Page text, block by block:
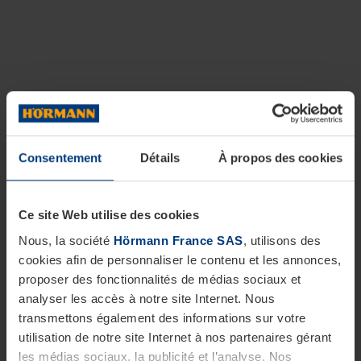
Consentement Détails À propos des cookies
Ce site Web utilise des cookies
Nous, la société Hörmann France SAS, utilisons des
cookies afin de personnaliser le contenu et les annonces,
proposer des fonctionnalités de médias sociaux et
analyser les accès à notre site Internet. Nous
transmettons également des informations sur votre
utilisation de notre site Internet à nos partenaires gérant
les médias sociaux, la publicité et l’analyse. Nos